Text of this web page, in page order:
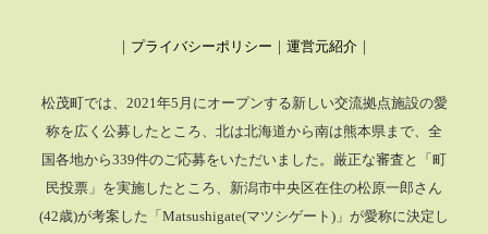
｜ プライバシーポリシー ｜ 運営元紹介 ｜
松茂町では、2021年5月にオープンする新しい交流拠点施設の愛
称を広く公募したところ、 北は北海道から南は熊本県まで、全
国各地から339件のご応募をいただいました。厳正な審査と「町
民投票」を実施したところ、 新潟市中央区在住の松原一郎さん
(42歳)が考案した「Matsushigate(マツシゲート)」が愛称に決定し